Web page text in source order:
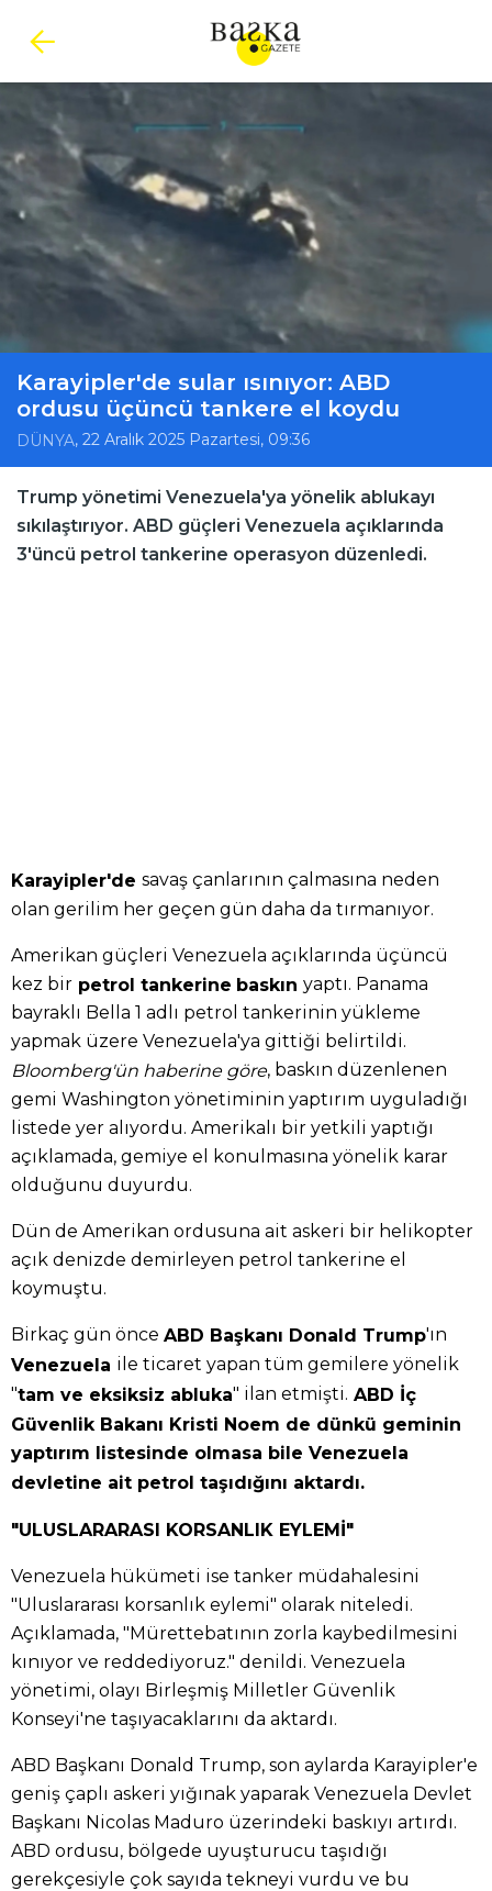
Karayipler'de sular ısınıyor: ABD
ordusu üçüncü tankere el koydu
DÜNYA, 22 Aralık 2025 Pazartesi, 09:36
Trump yönetimi Venezuela'ya yönelik ablukayı
sıkılaştırıyor. ABD güçleri Venezuela açıklarında
3'üncü petrol tankerine operasyon düzenledi.
Karayipler'de savaş çanlarının çalmasına neden
olan gerilim her geçen gün daha da tırmanıyor.
Amerikan güçleri Venezuela açıklarında üçüncü
kez bir petrol tankerine baskın yaptı. Panama
bayraklı Bella 1 adlı petrol tankerinin yükleme
yapmak üzere Venezuela'ya gittiği belirtildi.
Bloomberg'ün haberine göre, baskın düzenlenen
gemi Washington yönetiminin yaptırım uyguladığı
listede yer alıyordu. Amerikalı bir yetkili yaptığı
açıklamada, gemiye el konulmasına yönelik karar
olduğunu duyurdu.
Dün de Amerikan ordusuna ait askeri bir helikopter
açık denizde demirleyen petrol tankerine el
koymuştu.
Birkaç gün önce ABD Başkanı Donald Trump'ın
Venezuela ile ticaret yapan tüm gemilere yönelik
"tam ve eksiksiz abluka" ilan etmişti. ABD İç
Güvenlik Bakanı Kristi Noem de dünkü geminin
yaptırım listesinde olmasa bile Venezuela
devletine ait petrol taşıdığını aktardı.
"ULUSLARARASI KORSANLIK EYLEMİ"
Venezuela hükümeti ise tanker müdahalesini
"Uluslararası korsanlık eylemi" olarak niteledi.
Açıklamada, "Mürettebatının zorla kaybedilmesini
kınıyor ve reddediyoruz." denildi. Venezuela
yönetimi, olayı Birleşmiş Milletler Güvenlik
Konseyi'ne taşıyacaklarını da aktardı.
ABD Başkanı Donald Trump, son aylarda Karayipler'e
geniş çaplı askeri yığınak yaparak Venezuela Devlet
Başkanı Nicolas Maduro üzerindeki baskıyı artırdı.
ABD ordusu, bölgede uyuşturucu taşıdığı
gerekçesiyle çok sayıda tekneyi vurdu ve bu